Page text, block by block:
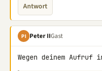
Antwort
PI Peter IIGast